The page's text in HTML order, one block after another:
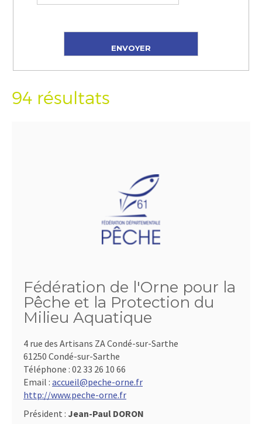
94 résultats
Fédération de l'Orne pour la
Pêche et la Protection du
Milieu Aquatique
4 rue des Artisans ZA Condé-sur-Sarthe
61250 Condé-sur-Sarthe
Téléphone : 02 33 26 10 66
Email : accueil@peche-orne.fr
http://www.peche-orne.fr
Président : Jean-Paul DORON